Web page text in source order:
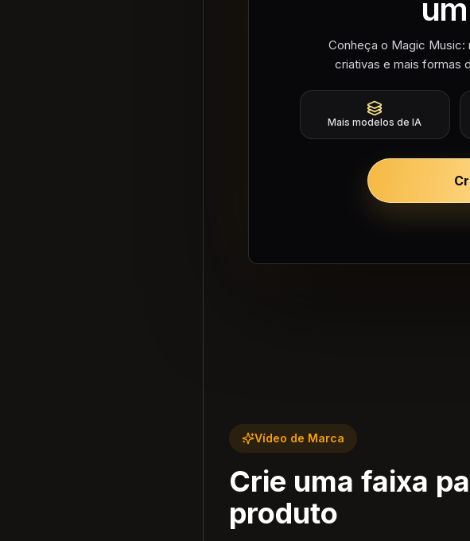
O
Esses
Vídeo de Marca
Crie uma faixa
produto
Conheça o Magic Music:
criativas e mais formas
Mais modelos de IA